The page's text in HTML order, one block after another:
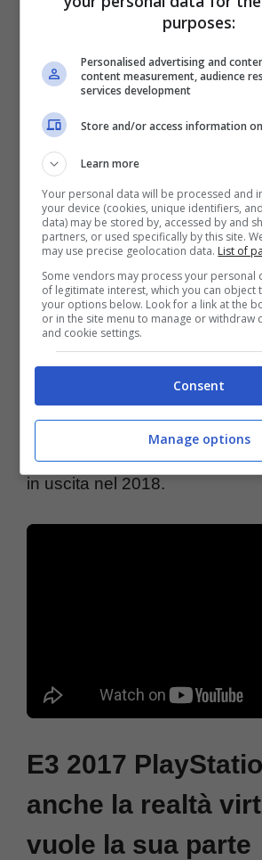
Two Souls? Bene, eccovi
lavoro dei ragazzi di Quantic
Become Human, che va ad
tematica del transumanesimo
alla robotica. “I robot senzienti
stessi diritti degli umani?”, e
tipo, insomma. Sony non ha
periodo di uscita.
Hanno ucciso l’uomo ragno?
Spidey sembra stare
sua versione esclusiva
Insomniac Games, come si
generoso gameplay trailer
sul palco dell’E3 2017. Anche
in uscita nel 2018.
E3 2017
anche la realtà
vuole la sua parte
purposes:
Personalised advertising and
content measurement, audience
services development
Store and/or access information
Learn more
Your personal data will be processed and
your device (cookies, unique identifiers,
data) may be stored by, accessed by and
partners, or used specifically by this site.
may use precise geolocation data. List of
Some vendors may process your personal
of legitimate interest, which you can object
your options below. Look for a link at the
or in the site menu to manage or withdraw
and cookie settings.
Consent
Manage options